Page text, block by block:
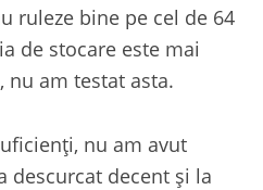
ruleze bine pe cel de 64
de stocare este mai
nu am testat asta.
nu am avut
descurcat decent și la